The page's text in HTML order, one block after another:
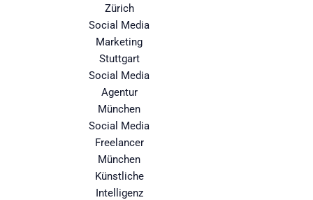
Zürich
Social Media
Marketing
Stuttgart
Social Media
Agentur
München
Social Media
Freelancer
München
Künstliche
Intelligenz